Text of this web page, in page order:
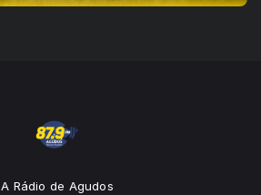
A Rádio de Agudos